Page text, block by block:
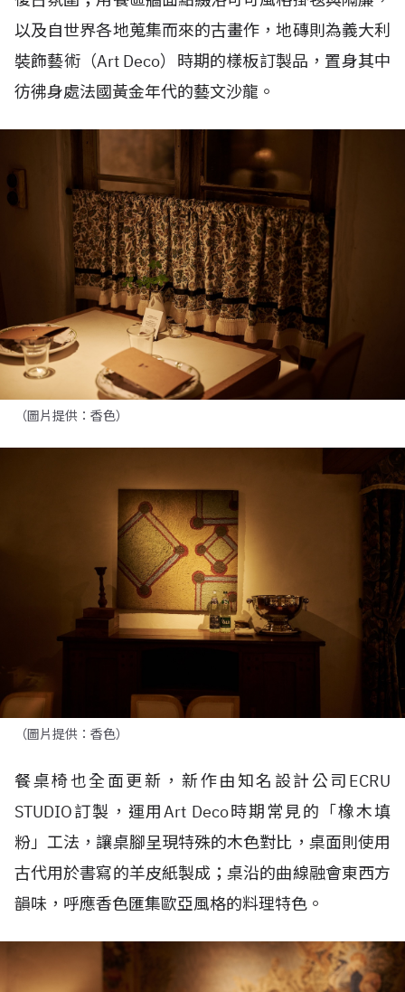
以及自世界各地蒐集而來的古畫作，地磚則為義大利
裝飾藝術（Art Deco）時期的樣板訂製品， 置身其中
彷彿身處法國黃金年代的藝文沙龍。
（圖片提供：香色）
（圖片提供：香色）
餐桌椅也全面更新，新作由知名設計公司 ECRU
STUDIO訂製，運用Art Deco時期常見的「橡木填
粉」工法，讓桌腳呈現特殊的木色對比，桌面則使用
古代用於書寫的羊皮紙製成；桌沿的曲線融會東西方
韻味，呼應香色匯集歐亞風格的料理特色。